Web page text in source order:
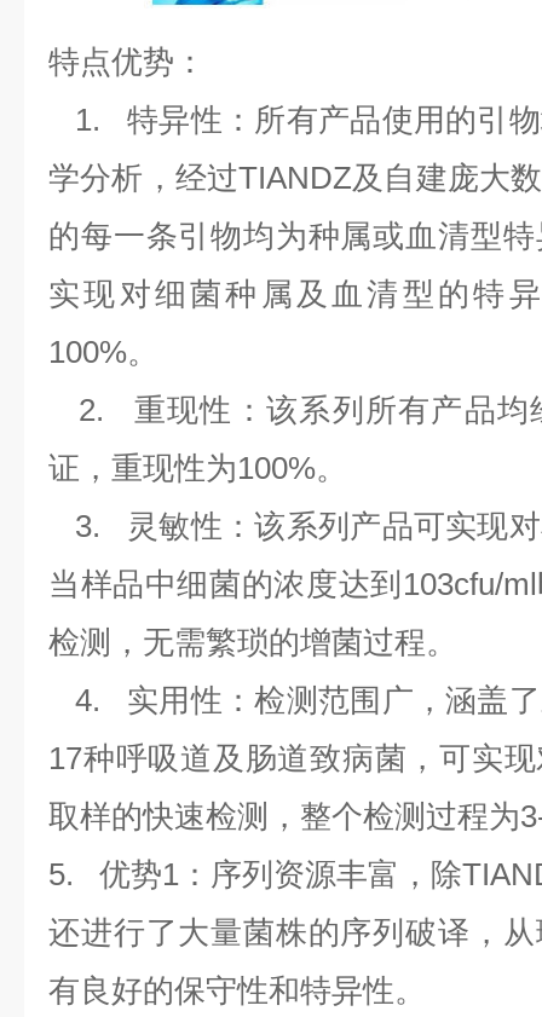
特点优势：
1. 特异性：所有产品使用的引
学分析，经过TIANDZ及自建庞大
的每一条引物均为种属或血清型
实现对细菌种属及血清型的特
100%。
2. 重现性：该系列所有产品
证，重现性为100%。
3.
灵敏性：该系列产品可实现
当样品中细菌的浓度达到 103cfu/ml
检测，无需繁琐的增菌过程。
4. 实用性：检测范围广，涵盖
17种呼吸道及肠道致病菌，可实
取样的快速检测，整个检测过程为
5. 优势1 ：序列资源丰富，除
还进行了大量菌株的序列破译，
有良好的保守性和特异性。